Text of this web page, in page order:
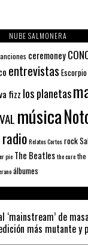
NUBE SALMONERA
ceremoney
entrevistas Escorpio
fizz los planetas
música
radioRelatos Cortosrock
pie The Beatlesthe curethe
álbumes
‘mainstream’ de
más mutante y